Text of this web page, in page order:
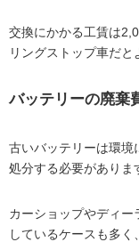
交換にかかる工賃は
リングストップ車だと
バッテリーの廃棄
古いバッテリーは環境
処分する必要がありま
カーショップやディ
しているケースも多く